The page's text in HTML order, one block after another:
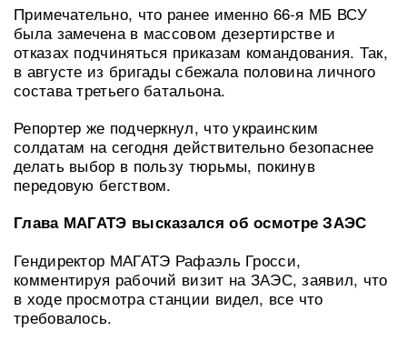
Примечательно, что ранее именно 66-я МБ ВСУ
была замечена в массовом дезертирстве и
отказах подчиняться приказам командования. Так,
в августе из бригады сбежала половина личного
состава третьего батальона.
Репортер же подчеркнул, что украинским
солдатам на сегодня действительно безопаснее
делать выбор в пользу тюрьмы, покинув
передовую бегством.
Глава МАГАТЭ высказался об осмотре ЗАЭС
Гендиректор МАГАТЭ Рафаэль Гросси,
комментируя рабочий визит на ЗАЭС, заявил, что
в ходе просмотра станции видел, все что
требовалось.